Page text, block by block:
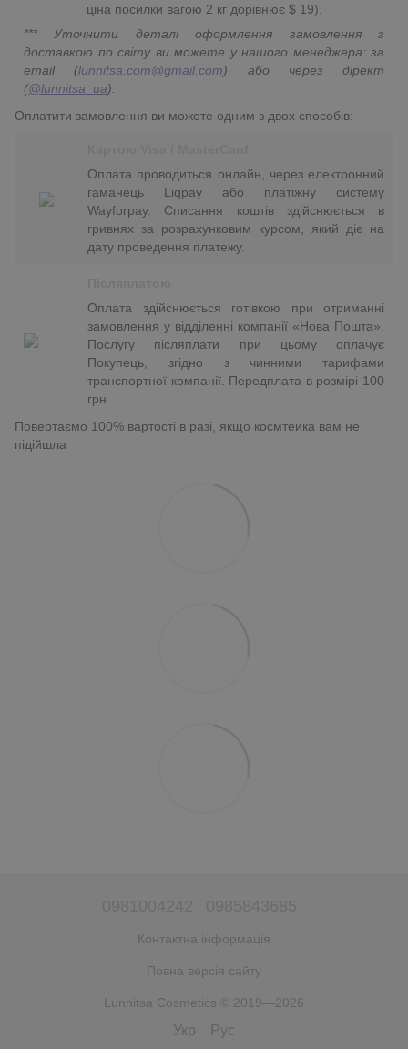
ціна посилки вагою 2 кг дорівнює $ 19).
*** Уточнити деталі оформлення замовлення з
доставкою по світу ви можете у нашого менеджера: за
email (lunnitsa.com@gmail.com) або через дірект
(@lunnitsa_ua).
Оплатити замовлення ви можете одним з двох способів:
Оплата проводиться онлайн, через електронний
гаманець Liqpay або платіжну систему
Wayforpay. Списання коштів здійснюється в
гривнях за розрахунковим курсом, який діє на
дату проведення платежу.
Оплата здійснюється готівкою при отриманні
замовлення у відділенні компанії «Нова Пошта».
Послугу післяплати при цьому оплачує
Покупець, згідно з чинними тарифами
транспортної компанії. Передплата в розмірі 100
грн
Повертаємо 100% вартості в разі, якщо космтеика вам не
підійшла
Контактна інформація
Повна версія сайту
Lunnitsa Cosmetics © 2019—2026
Укр Рус